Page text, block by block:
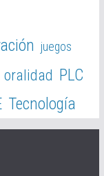
juegos
oralidad PLC
Tecnología